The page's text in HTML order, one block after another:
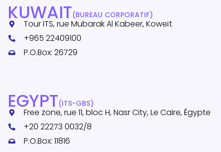
KUWAIT(BUREAU CORPORATIF)
Tour ITS, rue Mubarak Al Kabeer, Koweït
+965 22409100
P.O.Box: 26729
EGYPT(ITS-GBS)
Free zone, rue 11, bloc H, Nasr City, Le Caire, Égypte
+20 22273 0032/8
P.O.Box: 11816